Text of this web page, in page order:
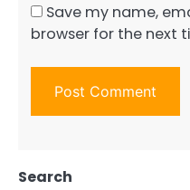
Save my name,
browser for the next
Search